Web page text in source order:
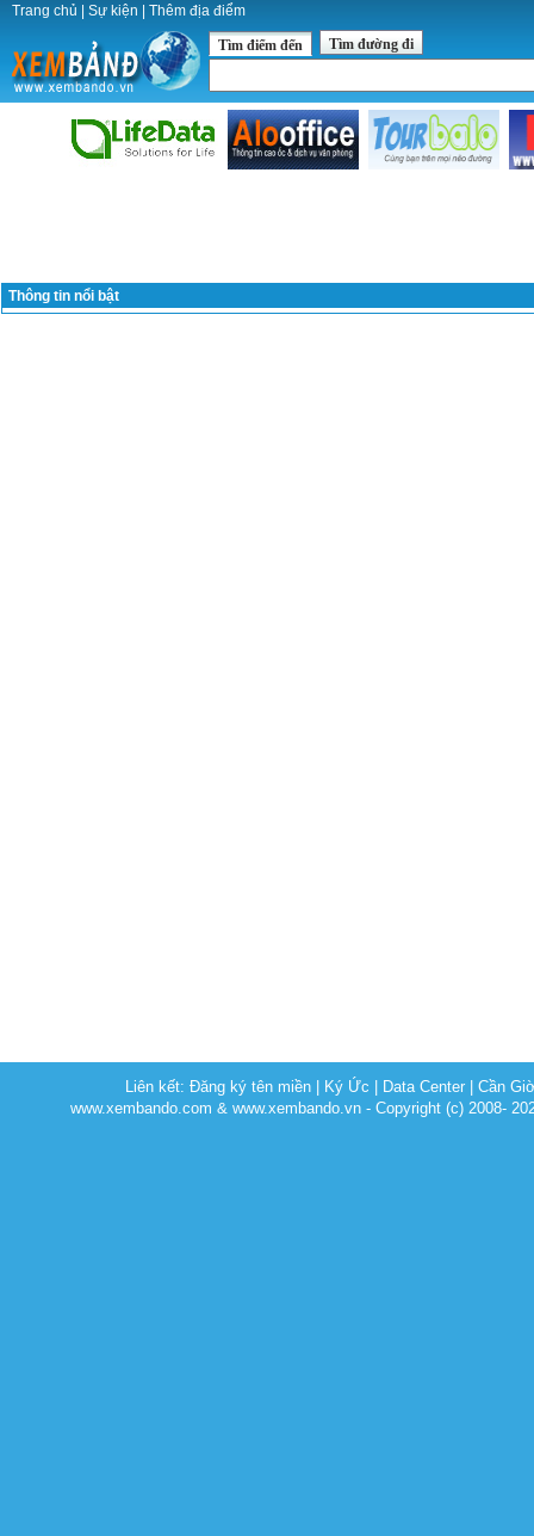
Trang chủ Sự kiện Thêm địa điểm
Tìm điểm đến Tìm đường đi
Thông tin nổi bật
Liên kết:Đăng ký tên miền Ký Ức Data Center |Cần
www.xembando.com & www.xembando.vn - Copyright (c) 2008-